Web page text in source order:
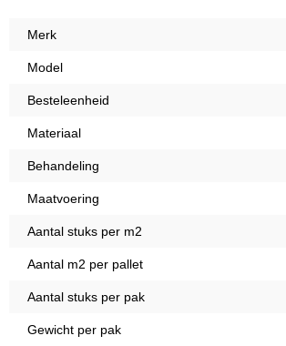
Merk
Model
Besteleenheid
Materiaal
Behandeling
Maatvoering
Aantal stuks per m2
Aantal m2 per pallet
Aantal stuks per pak
Gewicht per pak